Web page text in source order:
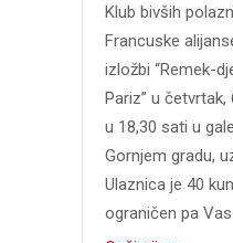
Klub bivših
Francuske
izložbi “Remek-
Pariz” u četvrtak,
u 18,30 sati u
Gornjem gradu,
Ulaznica je 40
ograničen pa